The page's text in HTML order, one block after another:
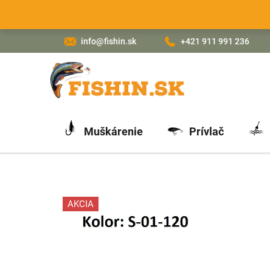
obsah
info@fishin.sk +421 911 991 236
Muškárenie Prívlač
AKCIA